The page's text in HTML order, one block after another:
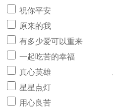
祝你平安
原来的我
有多少爱可以重来
一起吃苦的幸福
真心英雄
星星点灯
用心良苦